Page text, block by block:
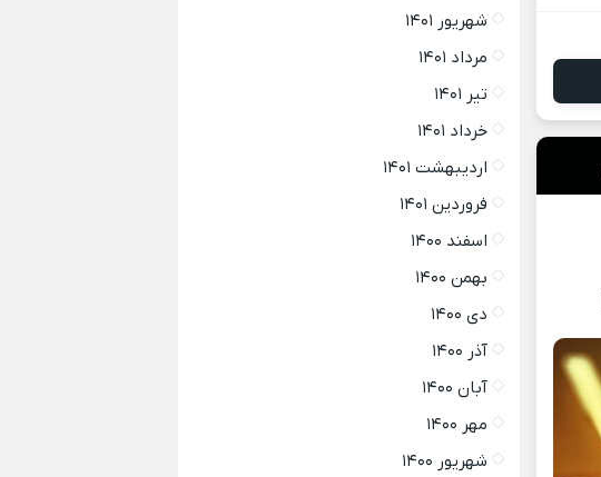
شهریور ۱۴۰۱
مرداد ۱۴۰۱
تیر ۱۴۰۱
خرداد ۱۴۰۱
اردیبهشت ۱۴۰۱
فروردین ۱۴۰۱
اسفند ۱۴۰۰
بهمن ۱۴۰۰
دی ۱۴۰۰
آذر ۱۴۰۰
آبان ۱۴۰۰
مهر ۱۴۰۰
شهریور ۱۴۰۰